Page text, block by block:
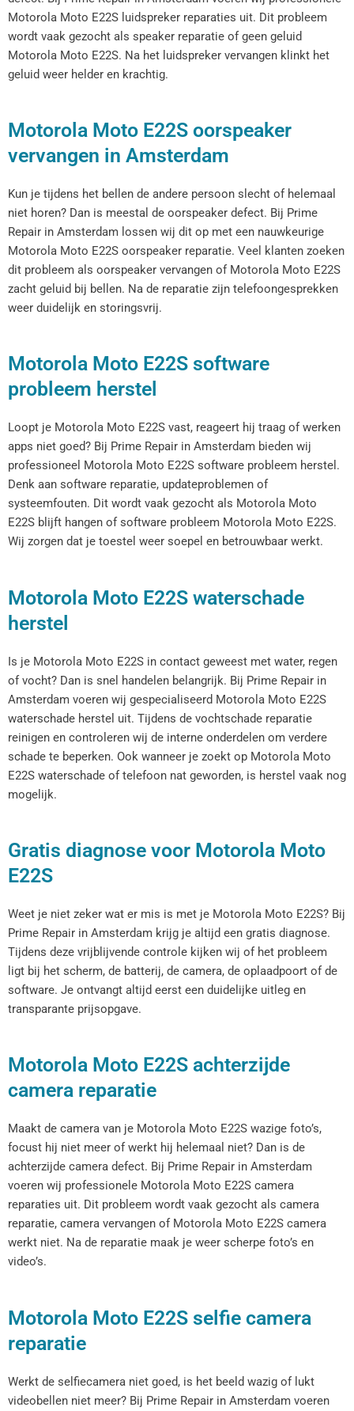
Motorola Moto E22S luidspreker reparaties uit. Dit probleem
wordt vaak gezocht als speaker reparatie of geen geluid
Motorola Moto E22S. Na het luidspreker vervangen klinkt het
geluid weer helder en krachtig.
Motorola Moto E22S oorspeaker
vervangen in Amsterdam
Kun je tijdens het bellen de andere persoon slecht of helemaal
niet horen? Dan is meestal de oorspeaker defect. Bij Prime
Repair in Amsterdam lossen wij dit op met een nauwkeurige
Motorola Moto E22S oorspeaker reparatie. Veel klanten zoeken
dit probleem als oorspeaker vervangen of Motorola Moto E22S
zacht geluid bij bellen. Na de reparatie zijn telefoongesprekken
weer duidelijk en storingsvrij.
Motorola Moto E22S software
probleem herstel
Loopt je Motorola Moto E22S vast, reageert hij traag of werken
apps niet goed? Bij Prime Repair in Amsterdam bieden wij
professioneel Motorola Moto E22S software probleem herstel.
Denk aan software reparatie, updateproblemen of
systeemfouten. Dit wordt vaak gezocht als Motorola Moto
E22S blijft hangen of software probleem Motorola Moto E22S.
Wij zorgen dat je toestel weer soepel en betrouwbaar werkt.
Motorola Moto E22S waterschade
herstel
Is je Motorola Moto E22S in contact geweest met water, regen
of vocht? Dan is snel handelen belangrijk. Bij Prime Repair in
Amsterdam voeren wij gespecialiseerd Motorola Moto E22S
waterschade herstel uit. Tijdens de vochtschade reparatie
reinigen en controleren wij de interne onderdelen om verdere
schade te beperken. Ook wanneer je zoekt op Motorola Moto
E22S waterschade of telefoon nat geworden, is herstel vaak nog
mogelijk.
Gratis diagnose voor Motorola Moto
E22S
Weet je niet zeker wat er mis is met je Motorola Moto E22S? Bij
Prime Repair in Amsterdam krijg je altijd een gratis diagnose.
Tijdens deze vrijblijvende controle kijken wij of het probleem
ligt bij het scherm, de batterij, de camera, de oplaadpoort of de
software. Je ontvangt altijd eerst een duidelijke uitleg en
transparante prijsopgave.
Motorola Moto E22S achterzijde
camera reparatie
Maakt de camera van je Motorola Moto E22S wazige foto’s,
focust hij niet meer of werkt hij helemaal niet? Dan is de
achterzijde camera defect. Bij Prime Repair in Amsterdam
voeren wij professionele Motorola Moto E22S camera
reparaties uit. Dit probleem wordt vaak gezocht als camera
reparatie, camera vervangen of Motorola Moto E22S camera
werkt niet. Na de reparatie maak je weer scherpe foto’s en
video’s.
Motorola Moto E22S selfie camera
reparatie
Werkt de selfiecamera niet goed, is het beeld wazig of lukt
videobellen niet meer? Bij Prime Repair in Amsterdam voeren